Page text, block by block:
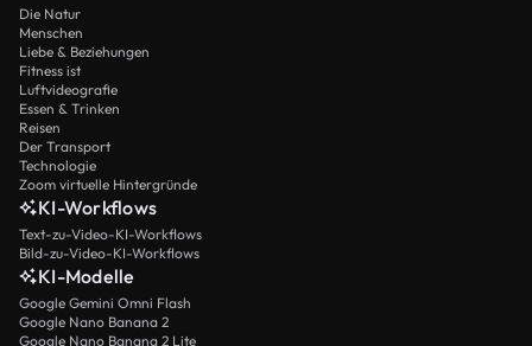
Die Natur
Menschen
Liebe & Beziehungen
Fitness ist
Luftvideografie
Essen & Trinken
Reisen
Der Transport
Technologie
Zoom virtuelle Hintergründe
KI-Workflows
Text-zu-Video-KI-Workflows
Bild-zu-Video-KI-Workflows
KI-Modelle
Google Gemini Omni Flash
Google Nano Banana 2
Google Nano Banana 2 Lite